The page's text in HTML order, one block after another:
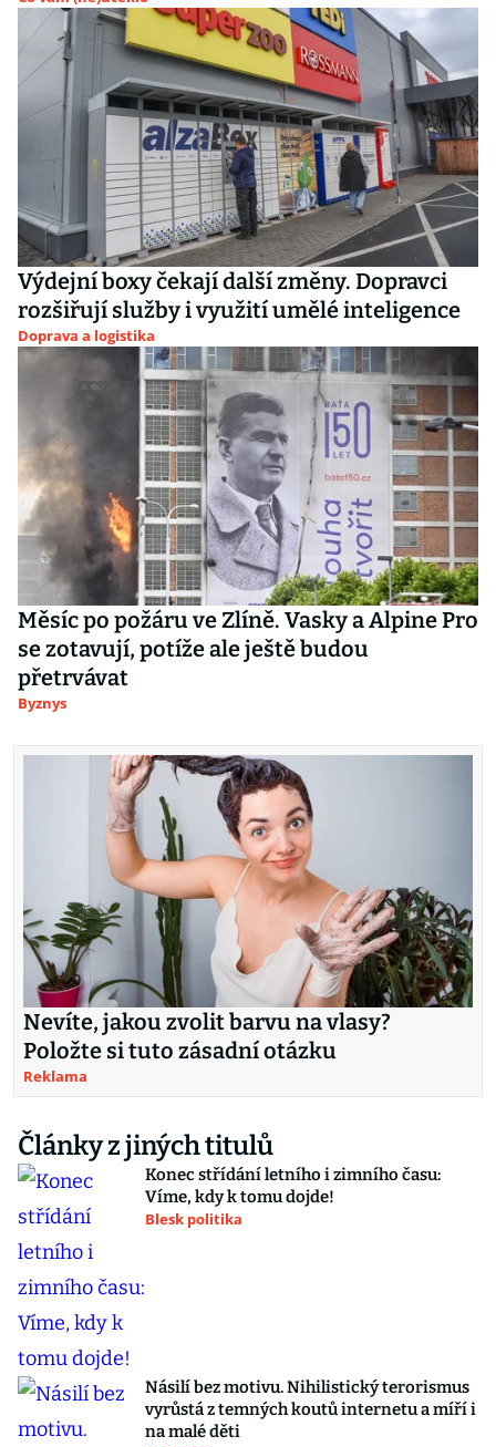
Výdejní boxy čekají další změny. Dopravci
rozšiřují služby i využití umělé inteligence
Doprava a logistika
Měsíc po požáru ve Zlíně. Vasky a Alpine Pro
se zotavují, potíže ale ještě budou
přetrvávat
Byznys
Nevíte, jakou zvolit barvu na vlasy?
Položte si tuto zásadní otázku
Reklama
Články z jiných titulů
Konec střídání letního i zimního času:
Víme, kdy k tomu dojde!
Blesk politika
Násilí bez motivu. Nihilistický terorismus
vyrůstá z temných koutů internetu a míří i
na malé děti